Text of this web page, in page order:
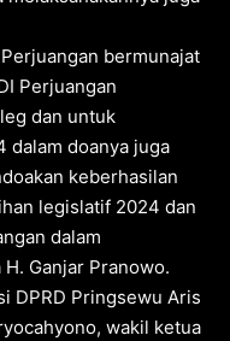
bermunajat
Perjuangan
dan untuk
dalam doanya juga
keberhasilan
legislatif 2024 dan
dalam
Ganjar Pranowo.
DPRD Pringsewu Aris
wakil ketua